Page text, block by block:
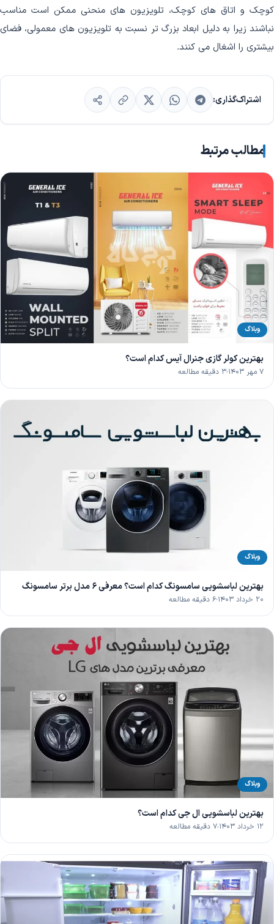
کوچک و اتاق های کوچک، تلویزیون های منحنی ممکن است مناسب
نباشند زیرا به دلیل ابعاد بزرگ تر نسبت به تلویزیون های معمولی، فضای
بیشتری را اشغال می کنند.
اشتراک‌گذاری:
مطالب مرتبط
وبلاگ
بهترین کولر گازی جنرال آیس کدام است؟
۷ مهر ۱۴۰۳ ۳ دقیقه مطالعه
وبلاگ
بهترین لباسشویی سامسونگ کدام است؟ معرفی 6 مدل برتر سامسونگ
۲۰ خرداد ۱۴۰۳ ۶ دقیقه مطالعه
وبلاگ
بهترین لباسشویی ال جی کدام است؟
۱۲ خرداد ۱۴۰۳ ۷ دقیقه مطالعه